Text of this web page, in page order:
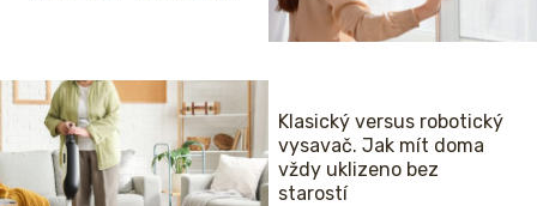
Klasický versus robotický
vysavač. Jak mít doma
vždy uklizeno bez
starostí